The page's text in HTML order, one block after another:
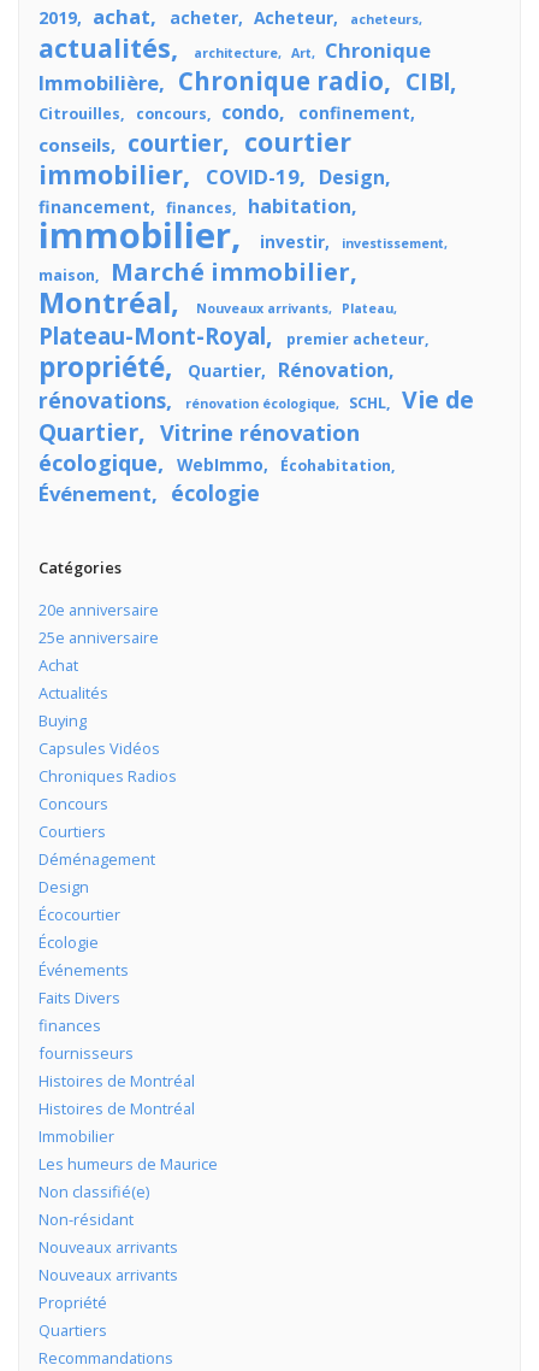
2019 achat acheter Acheteur acheteurs
actualités architecture Art
Chronique
Immobilière
Chronique radio CIBl
Citrouilles concours condo confinement
conseils courtier
courtier
immobilier
COVID-19 Design
financement finances habitation
immobilier investir investissement
maison Marché immobilier
Montréal Nouveaux arrivants Plateau
Plateau-Mont-Royal premier acheteur
propriété Quartier Rénovation
rénovations rénovation écologique SCHL
Vie de
Quartier
Vitrine rénovation
écologique
WebImmo Écohabitation
Événement écologie
Catégories
20e anniversaire
25e anniversaire
Achat
Actualités
Buying
Capsules Vidéos
Chroniques Radios
Concours
Courtiers
Déménagement
Design
Écocourtier
Écologie
Événements
Faits Divers
finances
fournisseurs
Histoires de Montréal
Histoires de Montréal
Immobilier
Les humeurs de Maurice
Non classifié(e)
Non-résidant
Nouveaux arrivants
Nouveaux arrivants
Propriété
Quartiers
Recommandations